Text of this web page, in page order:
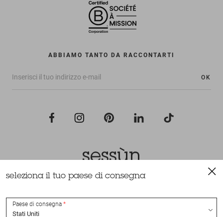
ABBIAMO TANTO DA RACCONTARTI
OK
Tutti i diritti riservati Sessùn 2022
seleziona il tuo paese di consegna
Paese di consegna